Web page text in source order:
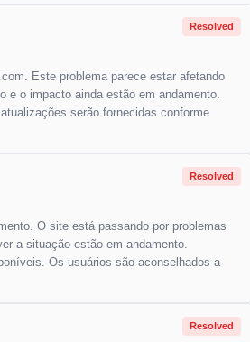
Resolved
Este problema parece estar afetando
e o impacto ainda estão em andamento.
serão fornecidas conforme
Resolved
O site está passando por problemas
a situação estão em andamento.
Os usuários são aconselhados a
Resolved